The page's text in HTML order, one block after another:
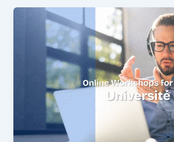
Borderless
Internationalization:
Online
Workshops
Global
Education
from
Home